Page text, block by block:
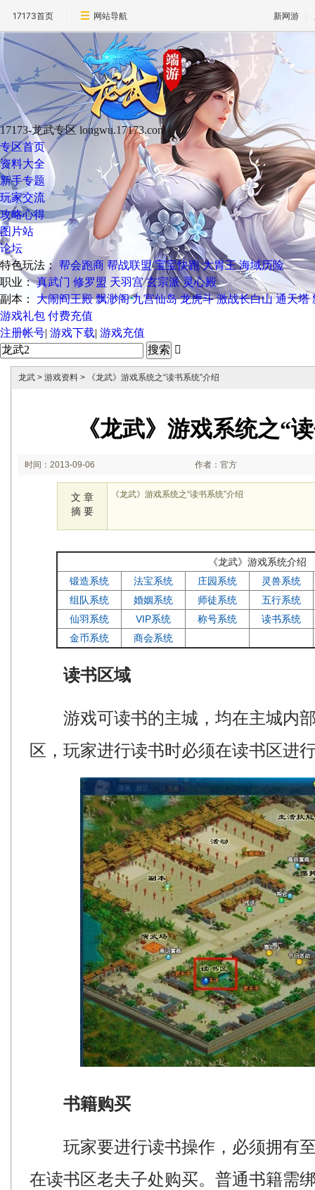
17173首页 网站导航 新网游
17173-龙武专区 longwu.17173.com
专区首页
资料大全
新手专题
玩家交流
攻略心得
图片站
论坛
特色玩法： 帮会跑商 帮战联盟 宝宝快跑 大胃王 海域历险
职业： 真武门 修罗盟 天羽宫 玄宗派 灵心殿
副本：
大闹阎王殿 飘渺阁 九宫仙岛 龙虎斗 激战长白山 通天塔
游戏礼包 付费充值
注册帐号| 游戏下载| 游戏充值

龙武 > 游戏资料 > 《龙武》游戏系统之“读书系统”介绍
《龙武》游戏系统之“
时间：2013-09-06
09:32:58
作者：官方
文 章
摘 要
《龙武》游戏系统之“读书系统”介绍
《龙武》游戏系统介绍
锻造系统
法宝系统 庄园系统
灵兽系统
组队系统
婚姻系统 师徒系统
五行系统
仙羽系统
VIP系统 称号系统
读书系统
金币系统
商会系统
读书区域
游戏可读书的主城，均在主城内部
区，玩家进行读书时必须在读书区进
书籍购买
玩家要进行读书操作，必须拥有至
在读书区老夫子处购买。普通书籍需